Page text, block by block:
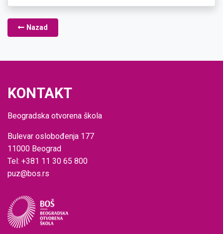
Nazad
KONTAKT
Beogradska otvorena škola
Bulevar oslobođenja 177
11000 Beograd
Tel: +381 11 30 65 800
puz@bos.rs